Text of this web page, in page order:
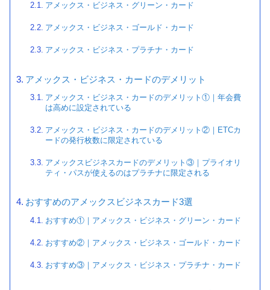
アメックス・ビジネス・グリーン・カード
アメックス・ビジネス・ゴールド・カード
アメックス・ビジネス・プラチナ・カード
アメックス・ビジネス・カードのデメリット
アメックス・ビジネス・カードのデメリット①｜年会費
は高めに設定されている
アメックス・ビジネス・カードのデメリット②｜ETCカ
ードの発行枚数に限定されている
アメックスビジネスカードのデメリット③｜プライオリ
ティ・パスが使えるのはプラチナに限定される
おすすめのアメックスビジネスカード3選
おすすめ①｜アメックス・ビジネス・グリーン・カード
おすすめ②｜アメックス・ビジネス・ゴールド・カード
おすすめ③｜アメックス・ビジネス・プラチナ・カード